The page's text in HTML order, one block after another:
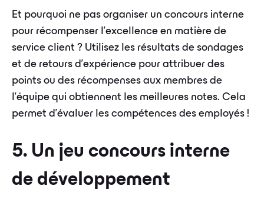
Et pourquoi ne pas organiser un concours interne
pour récompenser l'excellence en matière de
service client ? Utilisez les résultats de sondages
et de retours d'expérience pour attribuer des
points ou des récompenses aux membres de
l'équipe qui obtiennent les meilleures notes. Cela
permet d’évaluer les compétences des employés !
5. Un jeu concours interne
de développement